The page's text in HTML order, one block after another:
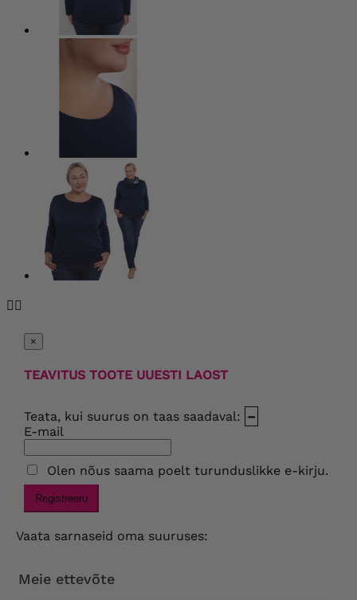
 
×
TEAVITUS TOOTE UUESTI LAOST
Teata, kui suurus on taas saadaval: –
E-mail
Olen nõus saama poelt turunduslikke e-kirju.
Registreeru
Vaata sarnaseid oma suuruses:
Meie ettevõte